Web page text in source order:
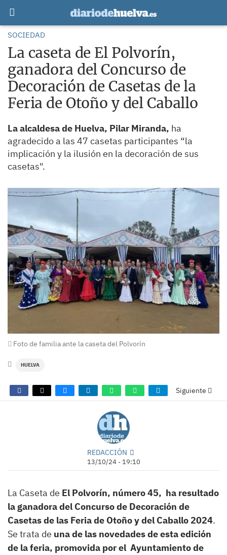
SOCIEDAD
La caseta de El Polvorín,
ganadora del Concurso de
Decoración de Casetas de la
Feria de Otoño y del Caballo
La alcaldesa de Huelva, Pilar Miranda, ha
agradecido a las 47 casetas participantes “la
implicación y la ilusión en la decoración de sus
casetas".
Foto de familia ante la caseta del Polvorín
HUELVA
Siguiente
REDACCIÓN
13/10/24 - 19:10
La Caseta de El Polvorín, número 45, ha resultado
la ganadora del Concurso de Decoración de
Casetas de las Feria de Otoño y del Caballo 2024.
Se trata de una de las novedades de esta edición
de la feria, promovida por el Ayuntamiento de